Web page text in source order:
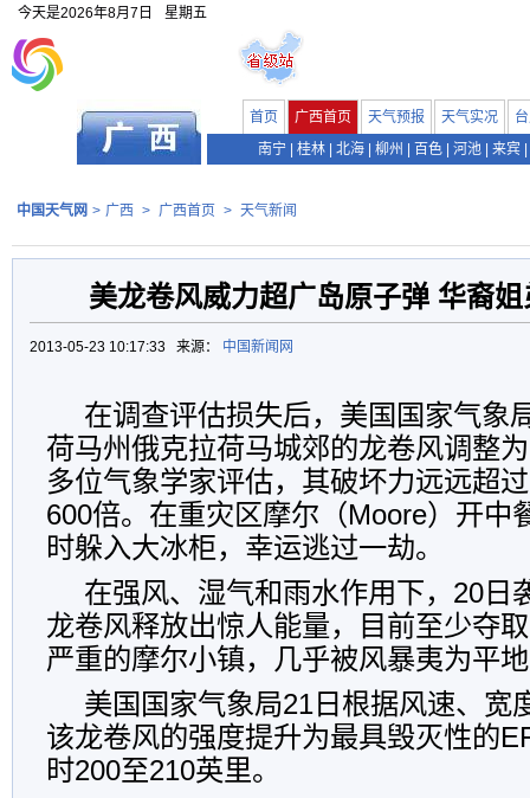
今天是2026年8月7日 星期五
首页 广西首页 天气预报 天气实况
南宁
桂林 北海 柳州 百色 河池 来宾
中国天气网 > 广西 > 广西首页 > 天气新闻
美龙卷风威力超广岛原子弹 华裔
2013-05-23 10:17:33 来源： 中国新闻网
在调查评估损失后，美国国家气象
荷马州俄克拉荷马城郊的龙卷风调整
多位气象学家评估，其破坏力远远超
600倍。在重灾区摩尔（Moore）开中
时躲入大冰柜，幸运逃过一劫。
在强风、湿气和雨水作用下，20日
龙卷风释放出惊人能量，目前至少夺
严重的摩尔小镇，几乎被风暴夷为平
美国国家气象局21日根据风速、宽
该龙卷风的强度提升为最具毁灭性的
时200至210英里。